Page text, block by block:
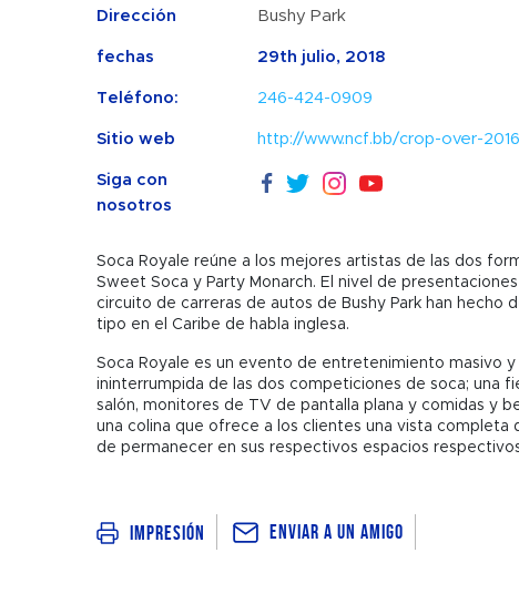
Dirección Bushy Park
fechas 29th julio, 2018
Teléfono: 246-424-0909
Sitio web http://www.ncf.bb/crop-over-
Siga con
nosotros
Soca Royale reúne a los mejores artistas de las dos
Sweet Soca y Party Monarch. El nivel de
circuito de carreras de autos de Bushy Park han hecho
tipo en el Caribe de habla inglesa.
Soca Royale es un evento de entretenimiento masivo
ininterrumpida de las dos competiciones de soca; una
salón, monitores de TV de pantalla plana y comidas y
una colina que ofrece a los clientes una vista
de permanecer en sus respectivos espacios
Impresión Enviar a un amigo